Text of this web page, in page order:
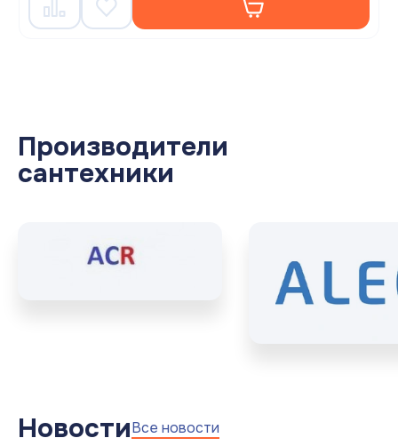
Производители
сантехники
НовостиВсе новости